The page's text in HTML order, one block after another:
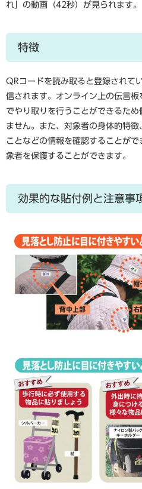
れ」の動画（42秒）が見られます。
特徴
QRコードを読み取ると登録されて
信されます。オンライン上の伝言
でやり取りを行うことができるた
ません。また、対象者の身体的特
ことなどの情報を確認することが
象者を保護することができます。
効果的な貼付例と注意事